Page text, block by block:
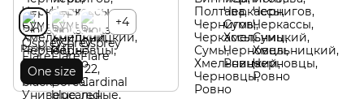
+4
Размер
One size